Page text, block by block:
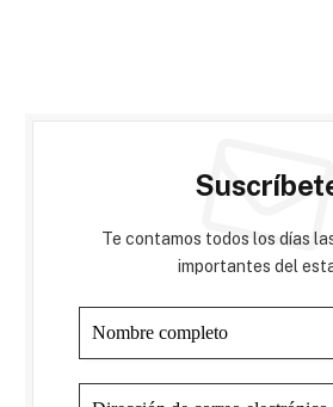
Te contamos todos los días
importantes del